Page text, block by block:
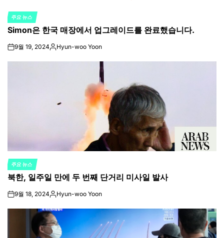
POSTED
IN
주요 뉴스
Simon은 한국 매장에서 업그레이드를 완료했습니다.
on9월 19, 2024Posted
Hyun-woo Yoon
POSTED
IN
주요 뉴스
북한, 일주일 만에 두 번째 단거리 미사일 발사
on9월 18, 2024Posted
Hyun-woo Yoon